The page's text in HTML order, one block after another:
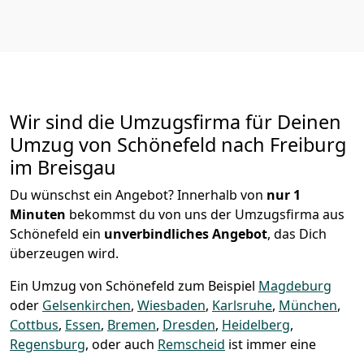
Wir sind die Umzugsfirma für Deinen
Umzug von Schönefeld nach Freiburg
im Breisgau
Du wünschst ein Angebot? Innerhalb von nur 1
Minuten bekommst du von uns der Umzugsfirma aus
Schönefeld ein unverbindliches Angebot, das Dich
überzeugen wird.
Ein Umzug von Schönefeld zum Beispiel Magdeburg
oder Gelsenkirchen, Wiesbaden, Karlsruhe, München,
Cottbus, Essen, Bremen, Dresden, Heidelberg,
Regensburg, oder auch Remscheid ist immer eine